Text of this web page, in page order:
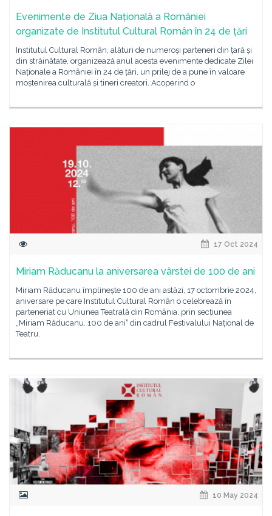
Evenimente de Ziua Națională a României
organizate de Institutul Cultural Român în 24 de țări
Institutul Cultural Român, alături de numeroși parteneri din țară și
din străinătate, organizează anul acesta evenimente dedicate Zilei
Naționale a României în 24 de țări, un prilej de a pune în valoare
moștenirea culturală și tineri creatori. Acoperind o
17 Oct 2024
Miriam Răducanu la aniversarea vârstei de 100 de ani
Miriam Răducanu împlinește 100 de ani astăzi, 17 octombrie 2024,
aniversare pe care Institutul Cultural Român o celebrează în
parteneriat cu Uniunea Teatrală din România, prin secțiunea
„Miriam Răducanu. 100 de aniˮ din cadrul Festivalului Național de
Teatru.
10 May 2024